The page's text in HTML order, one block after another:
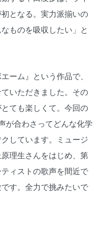
となる。実力派揃いの
ものを吸収したい」と
ーム』という作品で、
いただきました。その
ても楽しくて。今回の
が合わさってどんな化学
しています。ミュージ
理生さんをはじめ、第
ィストの歌声を間近で
す。全力で挑みたいで